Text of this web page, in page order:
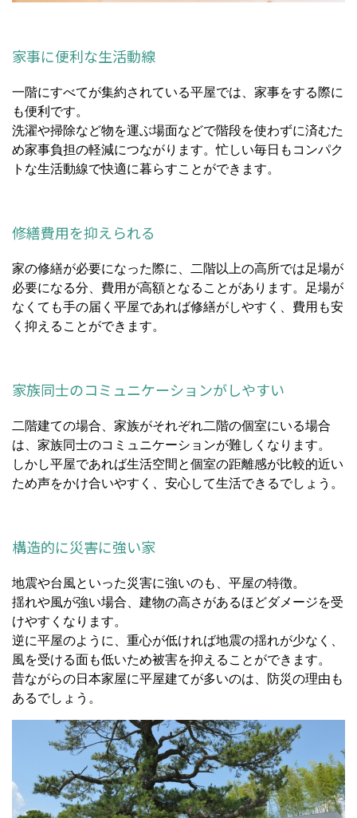
家事に便利な生活動線
一階にすべてが集約されている平屋では、家事をする際に
も便利です。
洗濯や掃除など物を運ぶ場面などで階段を使わずに済むた
め家事負担の軽減につながります。忙しい毎日もコンパク
トな生活動線で快適に暮らすことができます。
修繕費用を抑えられる
家の修繕が必要になった際に、二階以上の高所では足場が
必要になる分、費用が高額となることがあります。足場が
なくても手の届く平屋であれば修繕がしやすく、費用も安
く抑えることができます。
家族同士のコミュニケーションがしやすい
二階建ての場合、家族がそれぞれ二階の個室にいる場合
は、家族同士のコミュニケーションが難しくなります。
しかし平屋であれば生活空間と個室の距離感が比較的近い
ため声をかけ合いやすく、安心して生活できるでしょう。
構造的に災害に強い家
地震や台風といった災害に強いのも、平屋の特徴。
揺れや風が強い場合、建物の高さがあるほどダメージを受
けやすくなります。
逆に平屋のように、重心が低ければ地震の揺れが少なく、
風を受ける面も低いため被害を抑えることができます。
昔ながらの日本家屋に平屋建てが多いのは、防災の理由も
あるでしょう。